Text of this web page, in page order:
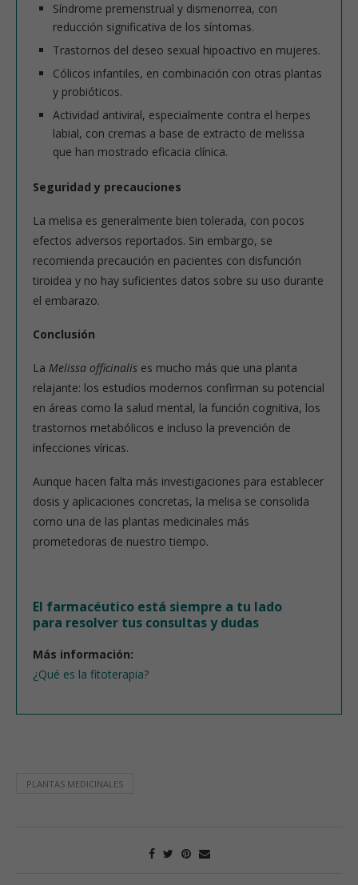
Síndrome premenstrual y dismenorrea, con
reducción significativa de los síntomas.
Trastornos del deseo sexual hipoactivo en mujeres.
Cólicos infantiles, en combinación con otras plantas
y probióticos.
Actividad antiviral, especialmente contra el herpes
labial, con cremas a base de extracto de melissa
que han mostrado eficacia clínica.
Seguridad y precauciones
La melisa es generalmente bien tolerada, con pocos
efectos adversos reportados. Sin embargo, se
recomienda precaución en pacientes con disfunción
tiroidea y no hay suficientes datos sobre su uso durante
el embarazo.
Conclusión
La Melissa officinalis es mucho más que una planta
relajante: los estudios modernos confirman su potencial
en áreas como la salud mental, la función cognitiva, los
trastornos metabólicos e incluso la prevención de
infecciones víricas.
Aunque hacen falta más investigaciones para establecer
dosis y aplicaciones concretas, la melisa se consolida
como una de las plantas medicinales más
prometedoras de nuestro tiempo.
El farmacéutico está siempre a tu lado
para resolver tus consultas y dudas
Más información:
¿Qué es la fitoterapia?
PLANTAS MEDICINALES